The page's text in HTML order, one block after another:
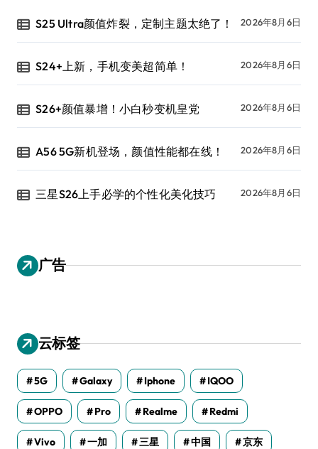
S25 Ultra颜值炸裂，定制主题太绝了！ 2026年8月6日
S24+上新，手机变美超简单！ 2026年8月6日
S26+颜值暴增！小白秒变机皇党 2026年8月6日
A56 5G新机登场，颜值性能都在线！ 2026年8月6日
三星S26上手必学的个性化美化技巧 2026年8月6日
广告
云标签
5G Galaxy Iphone IQOO
OPPO Pro Realme Redmi
Vivo 一加 三星 中国 京东